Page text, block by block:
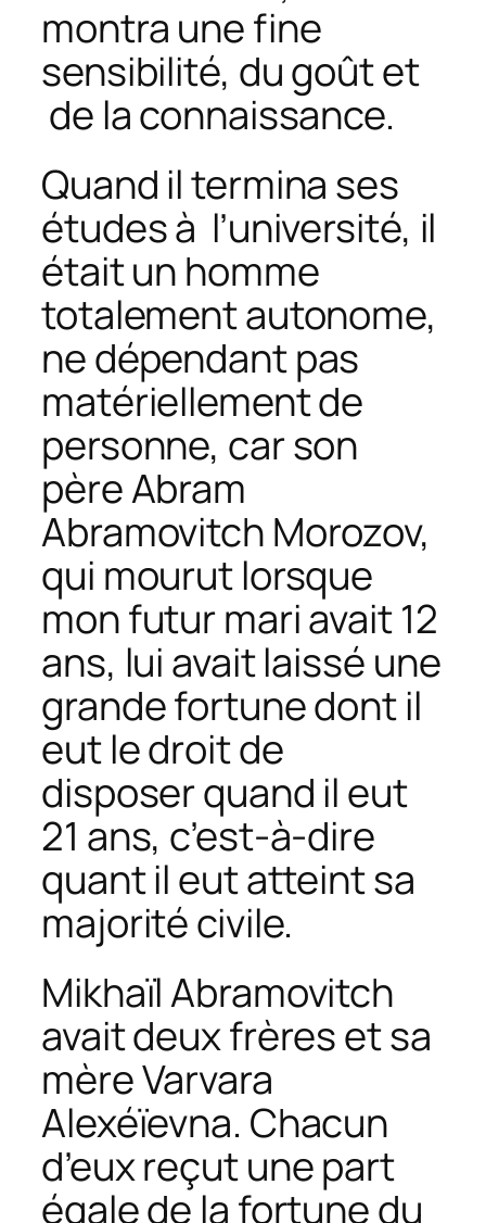
montra une fine
sensibilité, du goût et
de la connaissance.
Quand il termina ses
études à l’université, il
était un homme
totalement autonome,
ne dépendant pas
matériellement de
personne, car son
père Abram
Abramovitch Morozov,
qui mourut lorsque
mon futur mari avait 12
ans, lui avait laissé une
grande fortune dont il
eut le droit de
disposer quand il eut
21 ans, c’est-à-dire
quant il eut atteint sa
majorité civile.
Mikhaïl Abramovitch
avait deux frères et sa
mère Varvara
Alexéïevna. Chacun
d’eux reçut une part
égale de la fortune du